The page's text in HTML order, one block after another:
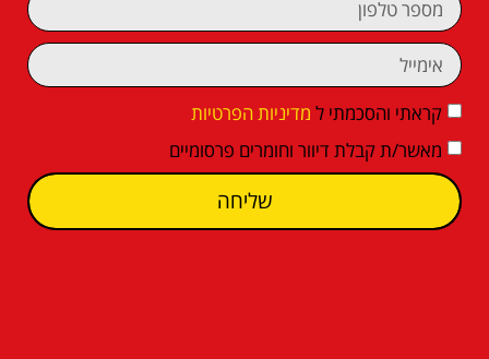
קראתי והסכמתי ל מדיניות הפרטיות
מאשר/ת קבלת דיוור וחומרים פרסומיים
שליחה